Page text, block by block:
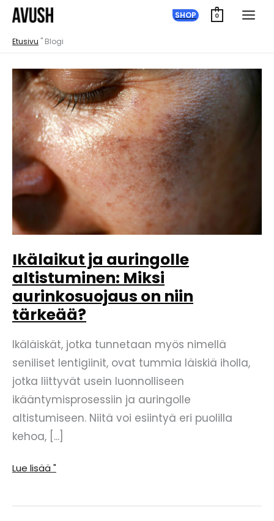
Siirry
sisältöön
SHOP 0
Etusivu " Blogi
Ikälaikut ja auringolle
altistuminen: Miksi
aurinkosuojaus on niin
tärkeää?
Ikäläiskät, jotka tunnetaan myös nimellä
seniliset lentigiinit, ovat tummia läiskiä iholla,
jotka liittyvät usein luonnolliseen
ikääntymisprosessiin ja auringolle
altistumiseen. Niitä voi esiintyä eri puolilla
kehoa, [...]
Ikälaikut
auringolle
Lue lisää "